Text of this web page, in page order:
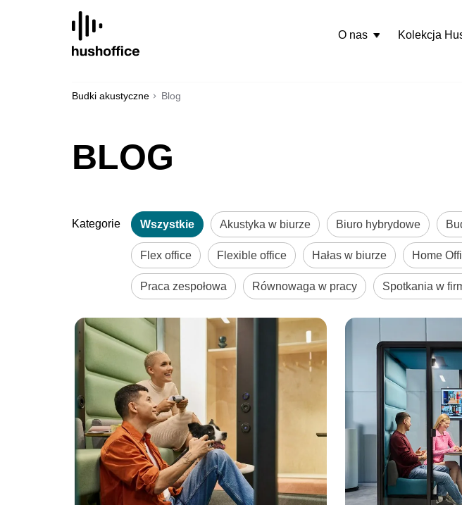
O nas Kolekcja
Budki akustyczne Blog
BLOG
Kategorie Wszystkie Akustyka w biurze Biuro hybrydowe
Flex office Flexible office Hałas w biurze Home
Praca zespołowa Równowaga w pracy Spotkania w